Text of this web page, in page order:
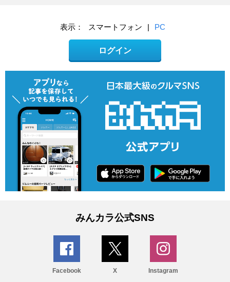
表示： スマートフォン | PC
ログイン
みんカラ公式SNS
Facebook X Instagram